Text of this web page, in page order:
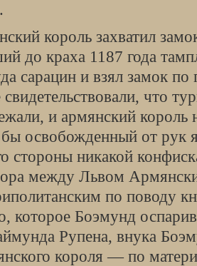
король захватил
до краха 1187 года
сарацин и взял замок
что
и армянский король
освобожденный от рук
стороны никакой
между Львом
по поводу
которое Боэмунд
Рупена, внука
короля — по